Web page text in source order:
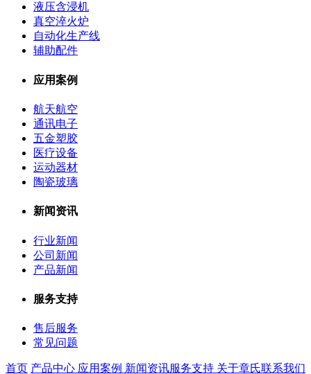
液压含浸机
真空淬火炉
自动化生产线
辅助配件
应用案例
航天航空
通讯电子
五金塑胶
医疗设备
运动器材
陶瓷玻璃
新闻资讯
行业新闻
公司新闻
产品新闻
服务支持
售后服务
常见问题
首页 产品中心 应用案例 新闻资讯服务支持 关于章氏联系我们